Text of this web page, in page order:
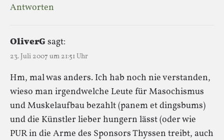
Antworten
OliverG sagt:
23. Juli 2007 um 21:51 Uhr
Hm, mal was anders. Ich hab noch nie verstanden,
wieso man irgendwelche Leute für Masochismus
und Muskelaufbau bezahlt (panem et dingsbums)
und die Künstler lieber hungern lässt (oder wie
PUR in die Arme des Sponsors Thyssen treibt, auch